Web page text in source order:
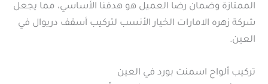
الممتازة وضمان رضا العميل هو هدفنا الأساسي، مما يجعل
شركة زهره الامارات الخيار الأنسب لتركيب أسقف دريوال في
العين.
تركيب ألواح اسمنت بورد في العين